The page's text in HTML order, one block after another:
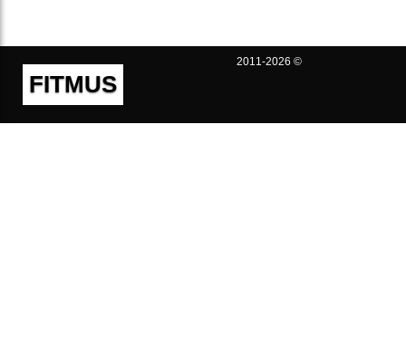
FITMUS
2011-2026 ©